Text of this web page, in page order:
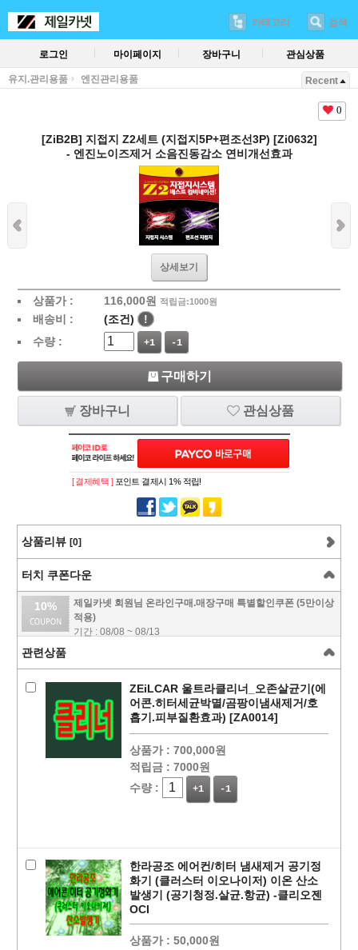
카테고리 검색
로그인 마이페이지 장바구니 관심상품
유지.관리용품 엔진관리용품 Recent
0
[ZiB2B] 지접지 Z2세트 (지접지5P+편조선3P) [Zi0632]
- 엔진노이즈제거 소음진동감소 연비개선효과
상세보기
상품가 : 116,000원 적립금:1000원
배송비 : (조건)
!
수량 :
+1 -1
구매하기
장바구니 관심상품
PAYCO 바로
[ 결제혜택 ] 포인트 결제시 1% 적립!
상품리뷰 [0]
터치 쿠폰다운
10%
제일카넷 회원님 온라인구매.매장구매 특별할인쿠폰 (5만이상
적용)
기간 : 08/08 ~ 08/13
관련상품
ZEiLCAR 울트라클리너_오존살균기(에
어콘.히터세균박멸/곰팡이냄새제거/호
흡기.피부질환효과) [ZA0014]
상품가 : 700,000원
적립금 : 7000원
수량 :
+1 -1
한라공조 에어컨/히터 냄새제거 공기정
화기 (클러스터 이오나이저) 이온 산소
발생기 (공기청정.살균.항균) -클리오젠
OCI
상품가 : 50,000원